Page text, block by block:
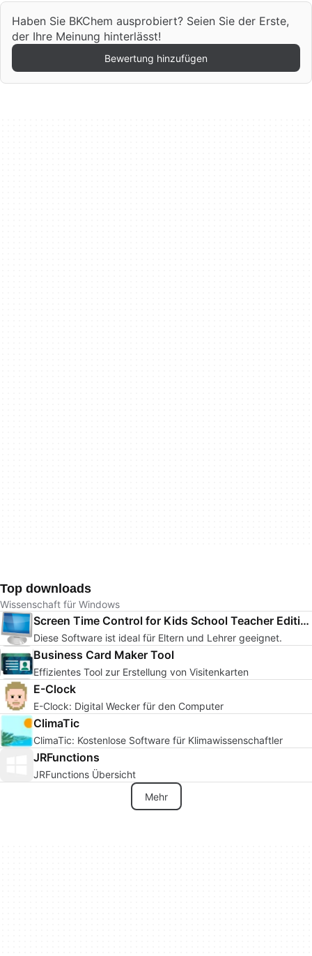
Haben Sie BKChem ausprobiert? Seien Sie der Erste,
der Ihre Meinung hinterlässt!
Bewertung hinzufügen
Top downloads
Wissenschaft für Windows
Screen Time Control for Kids School Teacher Edition
Diese Software ist ideal für Eltern und Lehrer geeignet.
Business Card Maker Tool
Effizientes Tool zur Erstellung von Visitenkarten
E-Clock
E-Clock: Digital Wecker für den Computer
ClimaTic
ClimaTic: Kostenlose Software für Klimawissenschaftler
JRFunctions
JRFunctions Übersicht
Mehr